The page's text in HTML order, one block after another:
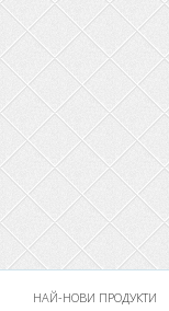
НАЙ-НОВИ ПРОДУКТИ